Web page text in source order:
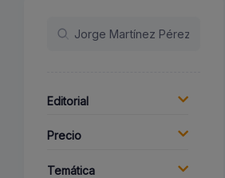
Editorial
Precio
Temática